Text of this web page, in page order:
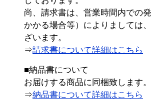
尚、請求書は、営業時間内での
かかる場合等）によりましては
ざいます。
⇒請求書について詳細はこちら
■納品書について
お届けする商品に同梱致します。
⇒納品書について詳細はこちら